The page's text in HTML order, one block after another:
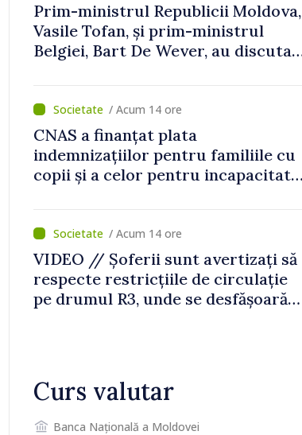
Prim-ministrul Republicii Moldova,
Vasile Tofan, și prim-ministrul
Belgiei, Bart De Wever, au discutat
/ Acum 14 ore
CNAS a finanțat plata
indemnizațiilor pentru familiile cu
copii și a celor pentru incapacitate
/ Acum 14 ore
VIDEO // Șoferii sunt avertizați să
respecte restricțiile de circulație
pe drumul R3, unde se desfășoară
Curs valutar
Banca Națională a Moldovei